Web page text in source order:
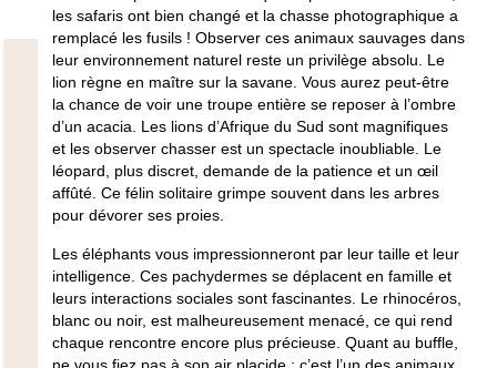
les safaris ont bien changé et la chasse photographique a
remplacé les fusils ! Observer ces animaux sauvages dans
leur environnement naturel reste un privilège absolu. Le
lion règne en maître sur la savane. Vous aurez peut-être
la chance de voir une troupe entière se reposer à l’ombre
d’un acacia. Les lions d’Afrique du Sud sont magnifiques
et les observer chasser est un spectacle inoubliable. Le
léopard, plus discret, demande de la patience et un œil
affûté. Ce félin solitaire grimpe souvent dans les arbres
pour dévorer ses proies.
Les éléphants vous impressionneront par leur taille et leur
intelligence. Ces pachydermes se déplacent en famille et
leurs interactions sociales sont fascinantes. Le rhinocéros,
blanc ou noir, est malheureusement menacé, ce qui rend
chaque rencontre encore plus précieuse. Quant au buffle,
ne vous fiez pas à son air placide : c’est l’un des animaux